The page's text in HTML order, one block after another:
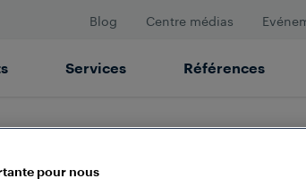
Blog Centre médias
Services Références
pour nous